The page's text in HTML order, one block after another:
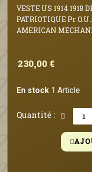
VESTE US 1914 1918
PATRIOTIQUE Pr
AMERICAN
230,00 €
En stock 1 Article
Quantité :